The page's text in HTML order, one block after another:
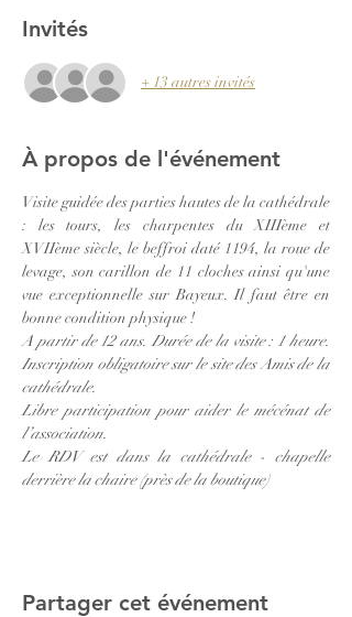
Invités
+ 13 autres invités
À propos de l'événement
Visite guidée des parties hautes de la cathédrale
: les tours, les charpentes du XIIIème et
XVIIème siècle, le beffroi daté 1194, la roue de
levage, son carillon de 11 cloches ainsi qu'une
vue exceptionnelle sur Bayeux. Il faut être en
bonne condition physique !
A partir de 12 ans. Durée de la visite : 1 heure.
Inscription obligatoire sur le site des Amis de la
cathédrale.
Libre participation pour aider le mécénat de
l’association.
Le RDV est dans la cathédrale - chapelle
derrière la chaire (près de la boutique)
Partager cet événement